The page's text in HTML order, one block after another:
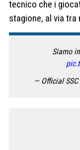
tecnico che i
stagione, al via tra
Siamo
— Official